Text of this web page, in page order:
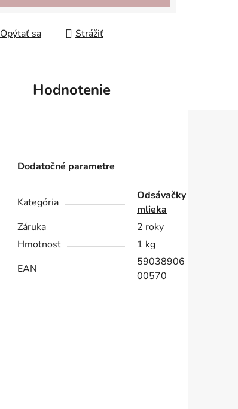
Opýtať sa
Strážiť
Hodnotenie
Dodatočné parametre
Kategória
Odsávačky
mlieka
Záruka
2 roky
Hmotnosť
1 kg
EAN
59038906
00570